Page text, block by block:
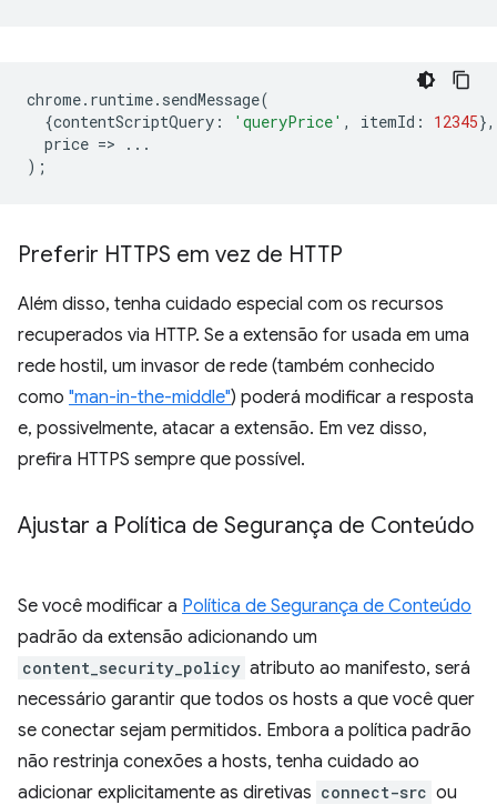
chrome. runtime. sendMessage(
{contentScriptQuery : 'queryPrice' , itemId : 12345},
price =>
...
);
Preferir HTTPS em vez de HTTP
Além disso, tenha cuidado especial com os recursos
recuperados via HTTP. Se a extensão for usada em uma
rede hostil, um invasor de rede (também conhecido
como "man-in-the-middle") poderá modificar a resposta
e, possivelmente, atacar a extensão. Em vez disso,
prefira HTTPS sempre que possível.
Ajustar a Política de Segurança de Conteúdo
Se você modificar a Política de Segurança de Conteúdo
padrão da extensão adicionando um
content_security_policy atributo ao manifesto, será
necessário garantir que todos os hosts a que você quer
se conectar sejam permitidos. Embora a política padrão
não restrinja conexões a hosts, tenha cuidado ao
adicionar explicitamente as diretivas connect-src ou